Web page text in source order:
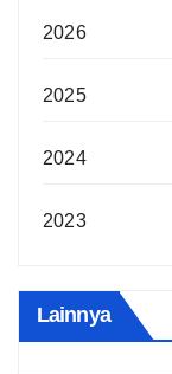
2026
2025
2024
2023
Lainnya